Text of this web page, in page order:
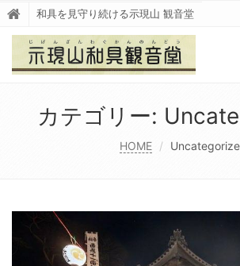
和具を見守り続ける示現山 観音堂
カテゴリー:
HOME